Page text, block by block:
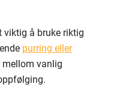
viktig å bruke riktig
purring eller
mellom vanlig